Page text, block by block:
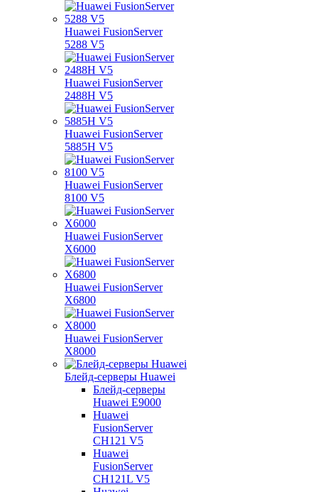
Huawei FusionServer
5288 V5
Huawei FusionServer
2488H V5
Huawei FusionServer
5885H V5
Huawei FusionServer
8100 V5
Huawei FusionServer
X6000
Huawei FusionServer
X6800
Huawei FusionServer
X8000
Блейд-серверы Huawei
Блейд-серверы
Huawei E9000
Huawei
FusionServer
CH121 V5
Huawei
FusionServer
CH121L V5